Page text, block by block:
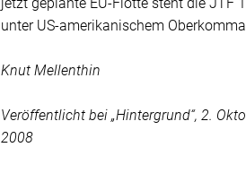
unter US-amerikanischem
Knut Mellenthin
Veröffentlicht bei „Hintergrund“, 2.
2008